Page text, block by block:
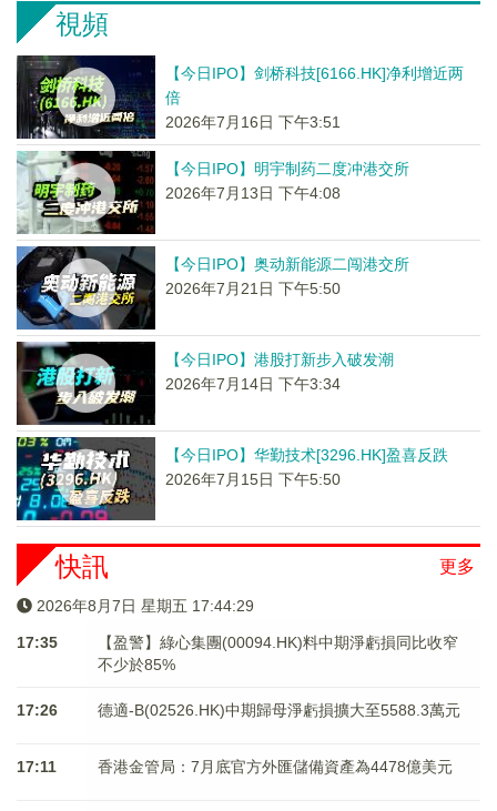
視頻
【今日IPO】剑桥科技[6166.HK]净利增近两
倍
2026年7月16日 下午3:51
【今日IPO】明宇制药二度冲港交所
2026年7月13日 下午4:08
【今日IPO】奥动新能源二闯港交所
2026年7月21日 下午5:50
【今日IPO】港股打新步入破发潮
2026年7月14日 下午3:34
【今日IPO】华勤技术[3296.HK]盈喜反跌
2026年7月15日 下午5:50
更多
快訊
2026年8月7日 星期五 17:44:29
17:35
【盈警】綠心集團(00094.HK)料中期淨虧損同比收窄
不少於85%
17:26 德適-B(02526.HK)中期歸母淨虧損擴大至5588.3萬元
17:11 香港金管局：7月底官方外匯儲備資產為4478億美元